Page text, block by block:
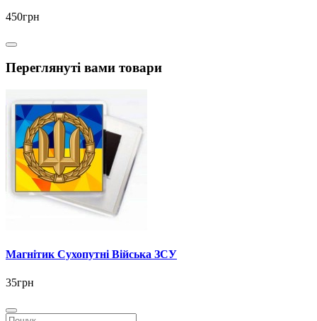
450грн
Переглянуті вами товари
Магнітик Сухопутні Війська ЗСУ
35грн